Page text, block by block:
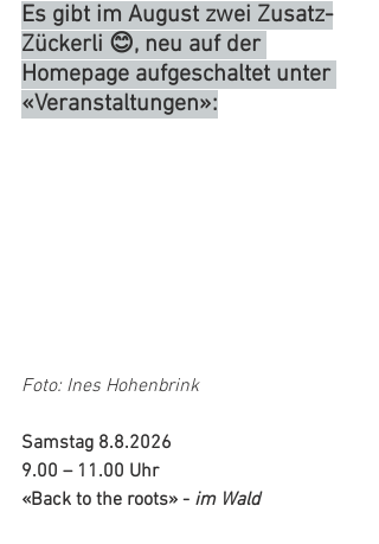
Es gibt im August zwei Zusatz-
Zückerli 😊, neu auf der
Homepage aufgeschaltet unter
«Veranstaltungen»:
Foto: Ines Hohenbrink
Samstag 8.8.2026
9.00 – 11.00 Uhr
«Back to the roots» - im Wald